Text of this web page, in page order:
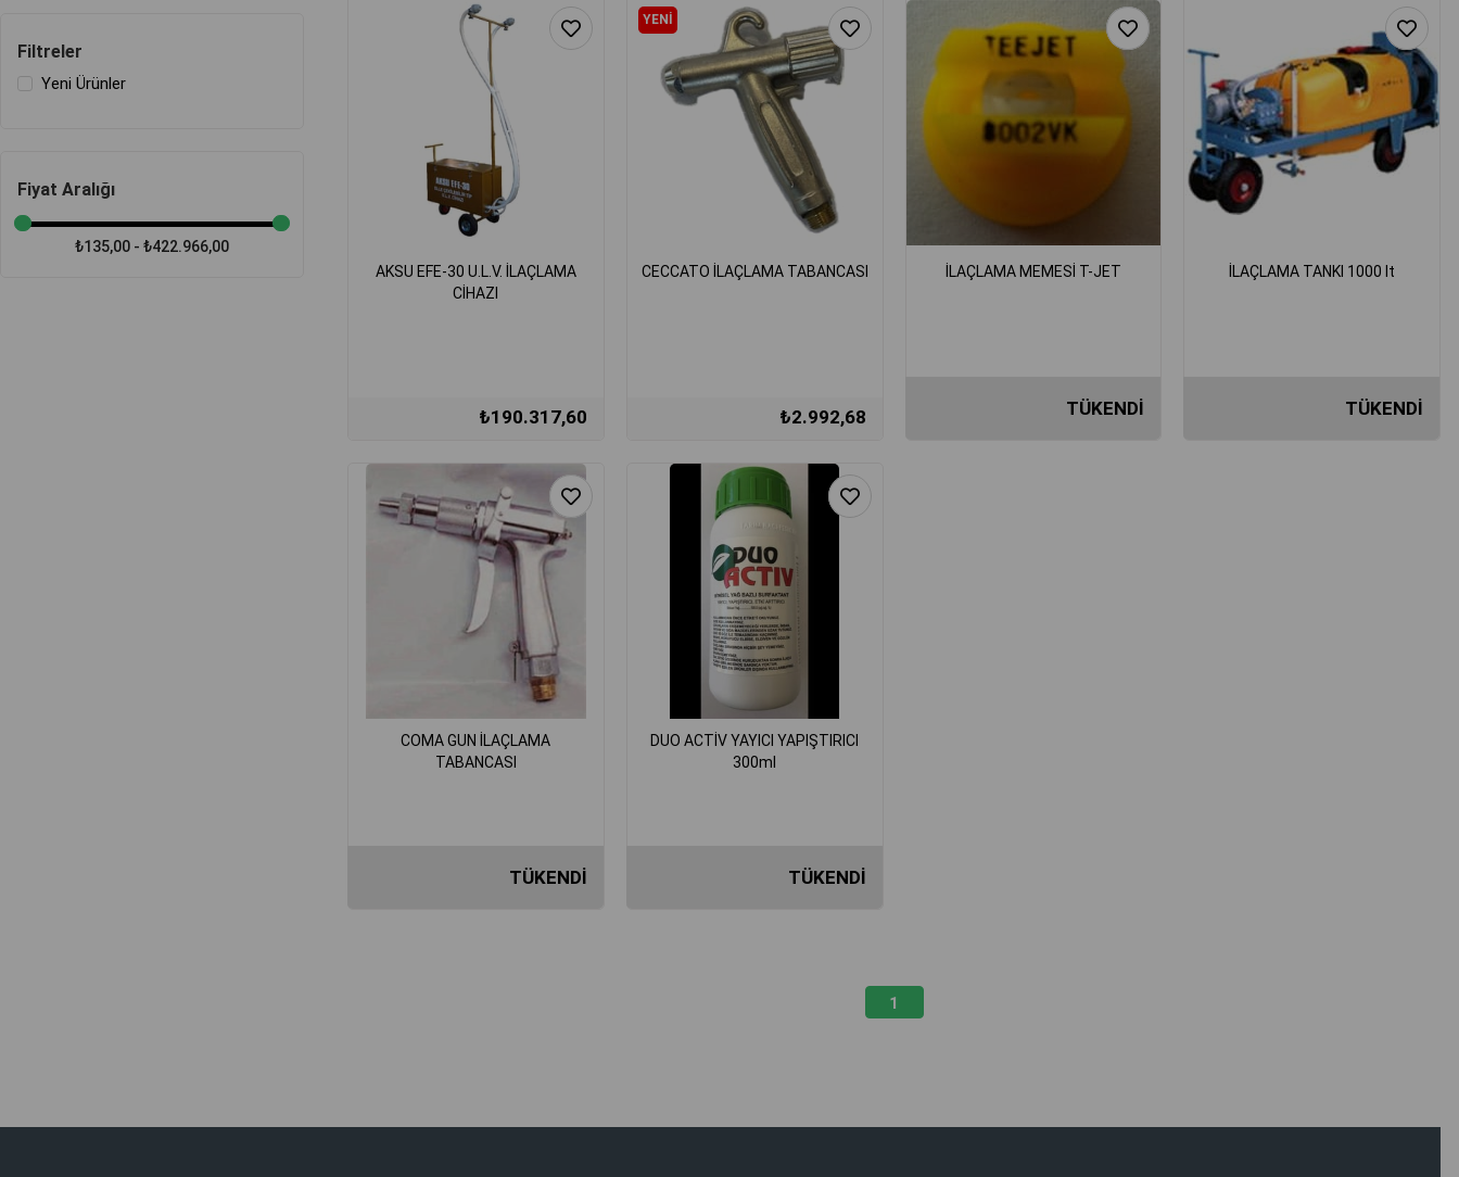
Filtreler
Yeni Ürünler
Fiyat Aralığı
₺135,00 - ₺422.966,00
AKSU EFE-30 U.L.V. İLAÇLAMA
CİHAZI
₺190.317,60
CECCATO İLAÇLAMA TABANCASI
₺2.992,68
YENI
TÜKENDI
İLAÇLAMA MEMESİ T-JET
₺331,85 TÜKENDI
İLAÇLAMA TANKI 1000 lt
₺422.965,44
TÜKENDI
COMA GUN İLAÇLAMA
TABANCASI
₺9.310,56 TÜKENDI
DUO ACTİV YAYICI YAPIŞTIRICI
300ml
₺144,00
1